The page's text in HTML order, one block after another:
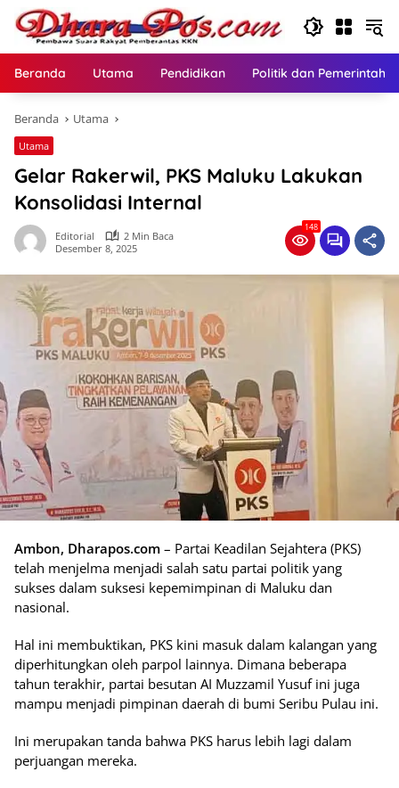
Langsung
konten
Beranda Utama Pendidikan Politik dan
Beranda Utama
Utama
Gelar Rakerwil, PKS Maluku Lakukan
Konsolidasi Internal
Editorial
2 Min Baca
Desember 8, 2025
148
Ambon, Dharapos.com – Partai Keadilan Sejahtera (PKS)
telah menjelma menjadi salah satu partai politik yang
sukses dalam suksesi kepemimpinan di Maluku dan
nasional.
Hal ini membuktikan, PKS kini masuk dalam kalangan yang
diperhitungkan oleh parpol lainnya. Dimana beberapa
tahun terakhir, partai besutan AI Muzzamil Yusuf ini juga
mampu menjadi pimpinan daerah di bumi Seribu Pulau ini.
Ini merupakan tanda bahwa PKS harus lebih lagi dalam
perjuangan mereka.